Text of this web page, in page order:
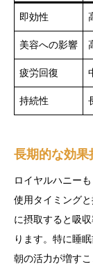
即効性
美容への影響
疲労回復
持続性
長期的な効果
ロイヤルハニー
使用タイミング
に摂取すると吸
ります。特に睡
朝の活力が増すこ